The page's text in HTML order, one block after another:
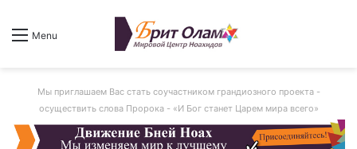
Menu
Мы приглашаем Вас стать соучастником грандиозного проекта -
осуществить слова Пророка - «И Бог станет Царем мира всего»